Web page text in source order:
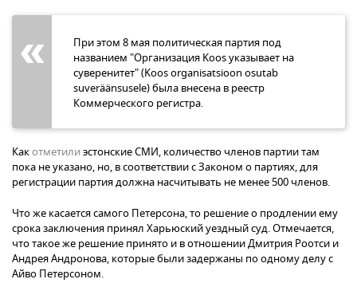
При этом 8 мая политическая партия под
названием "Организация Koos указывает на
суверенитет" (Koos organisatsioon osutab
suveräänsusele) была внесена в реестр
Коммерческого регистра.
Какотметилиэстонские СМИ, количество членов партии там
пока не указано, но, в соответствии с Законом о партиях, для
регистрации партия должна насчитывать не менее 500 членов.
Что же касается самого Петерсона, то решение о продлении ему
срока заключения принял Харьюский уездный суд. Отмечается,
что такое же решение принято и в отношении Дмитрия Роотси и
Андрея Андронова, которые были задержаны по одному делу с
Айво Петерсоном.